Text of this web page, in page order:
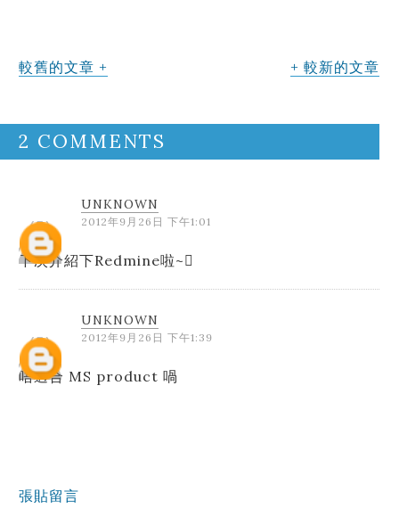
較舊的文章 較新的文章
2 COMMENTS
UNKNOWN
2012年9月26日 下午1:01
下次介紹下Redmine啦~
UNKNOWN
2012年9月26日 下午1:39
唔適合 MS product 喎
張貼留言